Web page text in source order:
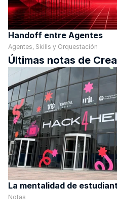
Handoff entre Agentes
Agentes, Skills y Orquestación
Últimas notas de
La mentalidad de
Notas